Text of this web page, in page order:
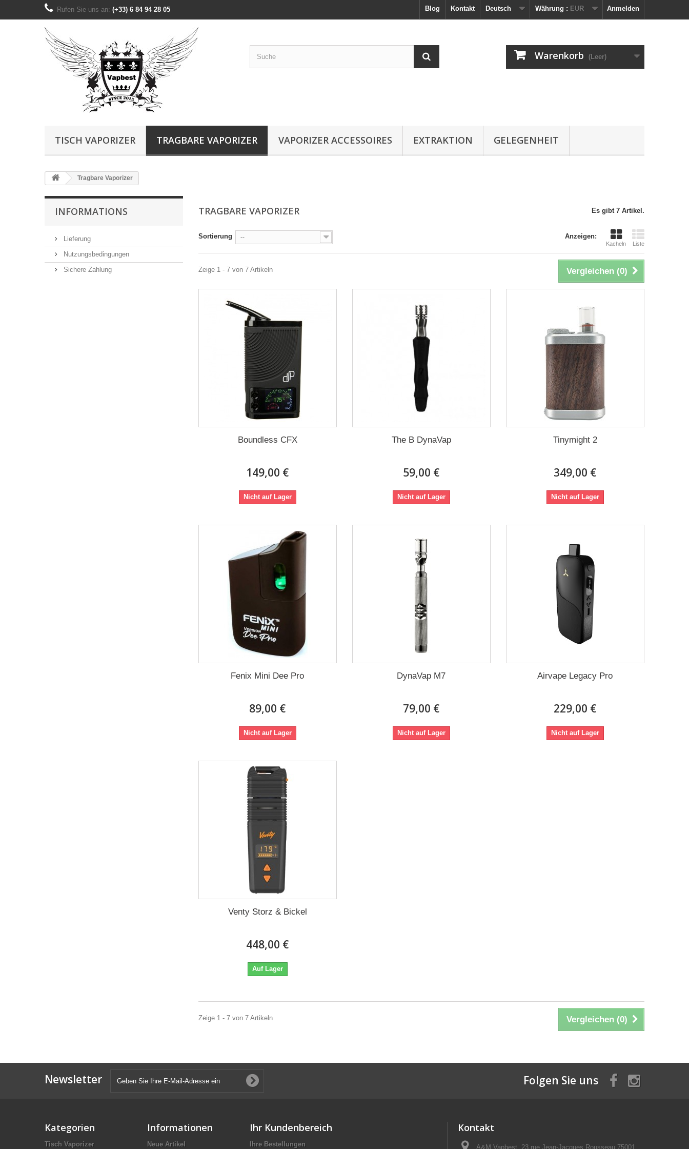
Anmelden
Währung : EUR
Deutsch
Kontakt
Rufen Sie uns an: (+33) 6 84 94 28 05 Blog
Warenkorb (Leer)
TISCH VAPORIZER TRAGBARE VAPORIZER VAPORIZER ACCESSOIRES EXTRAKTION GELEGENHEIT
Tragbare Vaporizer
INFORMATIONS
Lieferung
Nutzungsbedingungen
Sichere Zahlung
TRAGBARE VAPORIZER Es gibt 7 Artikel.
Anzeigen:
Kacheln Liste
Sortierung --
Vergleichen (0)
Zeige 1 - 7 von 7 Artikeln
Boundless CFX
149,00 €
Nicht auf Lager
The B DynaVap
59,00 €
Nicht auf Lager
Tinymight 2
349,00 €
Nicht auf Lager
Fenix Mini Dee Pro
89,00 €
Nicht auf Lager
DynaVap M7
79,00 €
Nicht auf Lager
Airvape Legacy Pro
229,00 €
Nicht auf Lager
Venty Storz & Bickel
448,00 €
Auf Lager
Vergleichen (0)
Zeige 1 - 7 von 7 Artikeln
Newsletter Folgen Sie uns
Kategorien
Tisch Vaporizer
Informationen
Neue Artikel
Ihr Kundenbereich
Ihre Bestellungen
Kontakt
A&M Vapbest, 23 rue Jean-Jacques Rousseau 75001